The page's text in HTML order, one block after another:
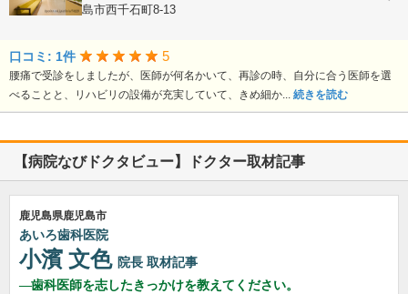
鹿児島県鹿児島市西千石町8-13
口コミ: 1件 5
腰痛で受診をしましたが、医師が何名かいて、再診の時、自分に合う医師を選
べることと、リハビリの設備が充実していて、きめ細か... 続きを読む
【病院なびドクタビュー】ドクター取材記事
鹿児島県鹿児島市
あいろ歯科医院
小濱 文色 院長 取材記事
歯科医師を志したきっかけを教えてください。